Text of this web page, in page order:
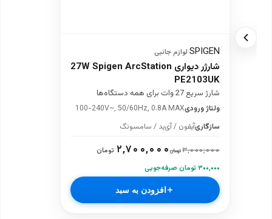
SPIGEN
·لوازم جانبی
شارژر دیواری 27W Spigen ArcStation
PE2103UK
شارژ سریع 27 وات برای همه دستگاه‌ها
ولتاژ ورودی100-240V~, 50/60Hz, 0.8A MAX
سازگاریآیفون / آی‌پد / سامسونگ
۳,۰۰۰,۰۰۰تومان۲,۷۰۰,۰۰۰ تومان
۳۰۰,۰۰۰ تومان صرفه‌جویی
افزودن به سبد